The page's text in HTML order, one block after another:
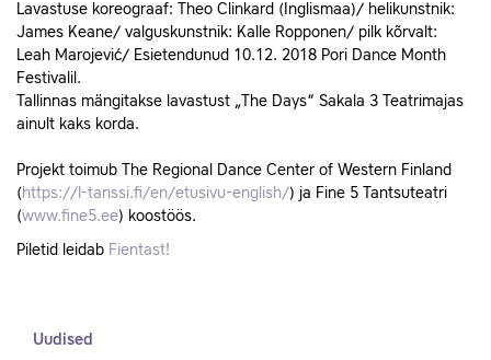
Lavastuse koreograaf: Theo Clinkard (Inglismaa)/ helikunstnik:
James Keane/ valguskunstnik: Kalle Ropponen/ pilk kõrvalt:
Leah Marojević/ Esietendunud 10.12. 2018 Pori Dance Month
Festivalil.
Tallinnas mängitakse lavastust „The Days“ Sakala 3 Teatrimajas
ainult kaks korda.
Projekt toimub The Regional Dance Center of Western Finland
( https://l-tanssi.fi/en/etusivu-english/) ja Fine 5 Tantsuteatri
(www.fine5.ee) koostöös.
Piletid leidab Fientast!
Uudised